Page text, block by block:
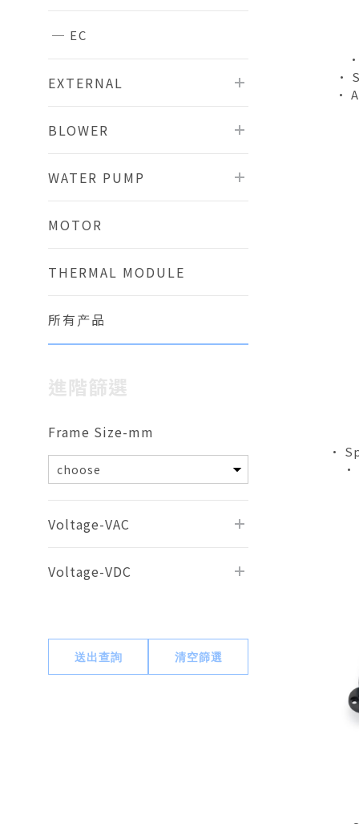
EC
EXTERNAL
BLOWER
WATER PUMP
MOTOR
THERMAL MODULE
所有产品
進階篩選
Frame Size-mm
Voltage-VAC
Voltage-VDC
送出查詢 清空篩選
•
•
•
•